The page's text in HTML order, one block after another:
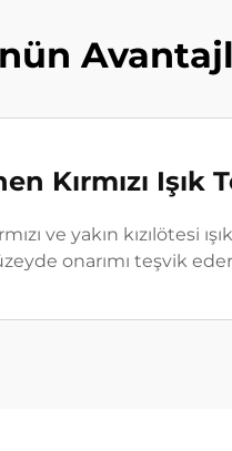
Kırmızı Işık
ve yakın kızılötesi
onarımı teşvik